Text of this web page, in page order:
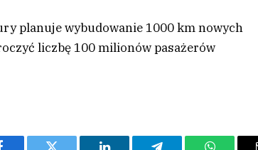
planuje wybudowanie 1000 km nowych
liczbę 100 milionów pasażerów